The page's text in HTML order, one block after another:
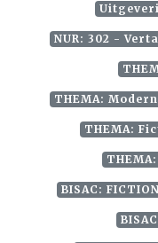
NUR: 302 -
THEMA:
THEMA:
BISAC: